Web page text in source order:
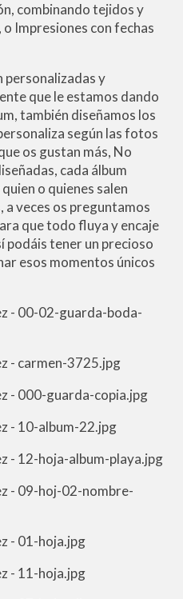
combinando tejidos y
Impresiones con fechas
personalizadas y
que le estamos dando
también diseñamos los
según las fotos
os gustan más, No
cada álbum
o quienes salen
veces os preguntamos
que todo fluya y encaje
podáis tener un precioso
esos momentos únicos